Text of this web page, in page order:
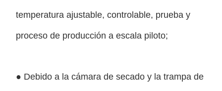
temperatura ajustable, controlable, prueba y
proceso de producción a escala piloto;
● Debido a la cámara de secado y la trampa de